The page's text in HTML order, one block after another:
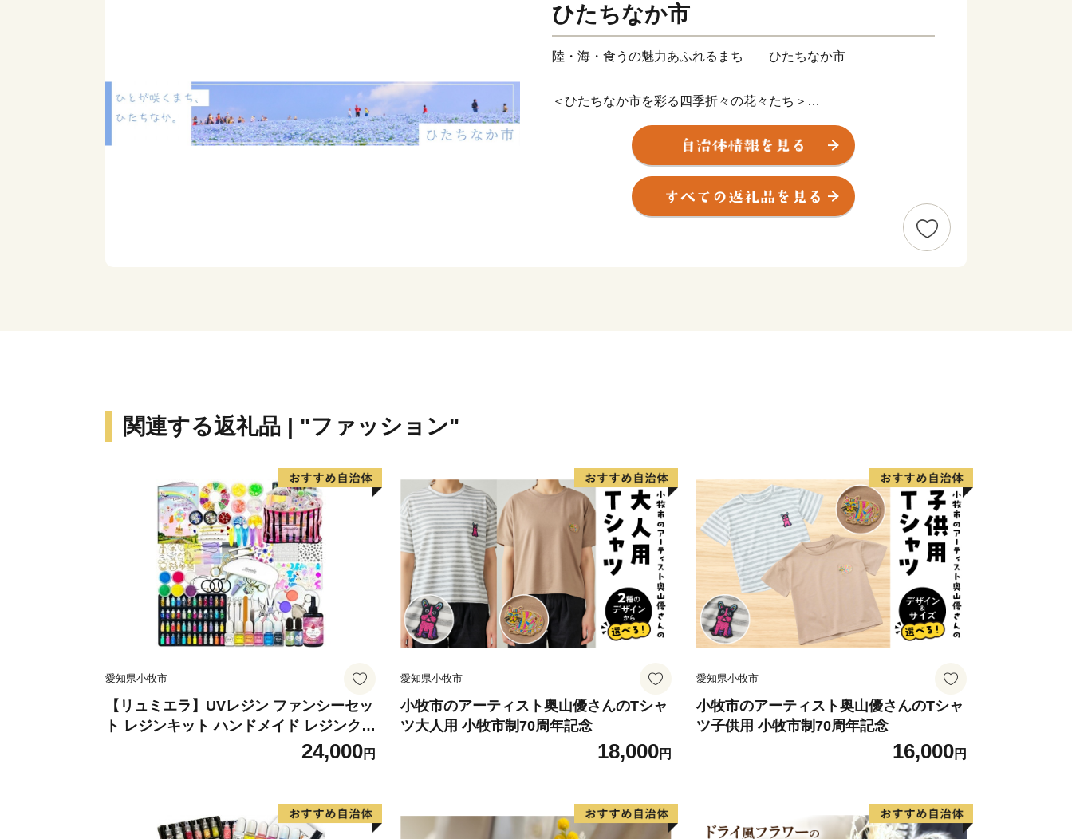
ひたちなか市
陸・海・食うの魅力あふれるまち ひたちなか市
＜ひたちなか市を彩る四季折々の花々たち＞
ひたちなか市は茨城県の中央部、県都水戸市に隣接。暖かな春が訪
れる頃、国営ひたち海浜公園では、香り高く色鮮やかなスイセン、
カラフルで可愛らしいチューリップ、そして、『死ぬまでに行きた
い！世界の絶景』と評され空の青・海の青のハーモニーが美しいネ
モフィラが見頃を迎え、大勢の観光客で賑わいます。夏に突如姿を
現す新緑のコキアは、秋にかけて赤と緑のグラデーションを表現
量日本一を誇り、多数の水産加工会社では様々な商品の製造、オリ
ジナル商品の開発が盛んに行われています。また、日本屈指の生産
量を誇る「ほしいも」は無添加のヘルシースイーツとして子供から
大人まで皆に愛されるひたちなか市ソウルフードです。
＜ひたちなか海浜鉄道湊線＞
ひたちなか海浜鉄道湊線は、大正２年（1913年）に運行を開始し
た歴史あるローカル線であり、地域を象徴する存在として地元民に
愛されています。映画「フラガール」をはじめ、ドラマ・CM等の
築100年を超えた趣のある木造駅舎が魅力的で「関東の駅百選」に
選出されています。また、勝田駅から阿字ヶ浦駅まで計10駅（今
後、国営ひたち海浜公園前まで延伸予定）に設置されている駅名標
は、それぞれの地域の魅力が一目で伝わるユニークなデザインとな
ショートトリップを楽しむことができます。
関連する返礼品 | "ファッション"
愛知県小牧市
【リュミエラ】UVレジン ファンシーセッ
ト レジンキット ハンドメイド レジンクラ
フト アクセサリーキット 手作り セット
24,000円
愛知県小牧市
小牧市のアーティスト奥山優さんのTシャ
ツ大人用 小牧市制70周年記念
18,000円
愛知県小牧市
小牧市のアーティスト奥山優さんのTシャ
ツ子供用 小牧市制70周年記念
16,000円